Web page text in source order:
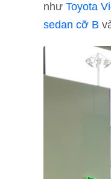
như Toyota
sedan cỡ B